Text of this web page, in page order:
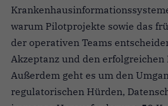
warum Pilotprojekte sowie das
der operativen Teams
Akzeptanz und den erfolgreichen
Außerdem geht es um den
regulatorischen Hürden,